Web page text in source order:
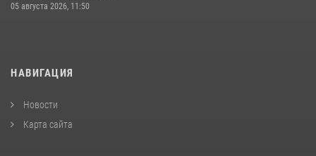
05 августа 2026, 11:50
НАВИГАЦИЯ
Новости
Карта сайта